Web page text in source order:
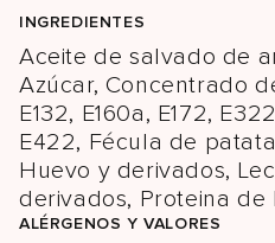
INGREDIENTES
Aceite de salvado de
Azúcar, Concentrado
E132, E160a, E172,
E422, Fécula de
Huevo y derivados,
derivados, Proteina de
ALÉRGENOS Y VALORES